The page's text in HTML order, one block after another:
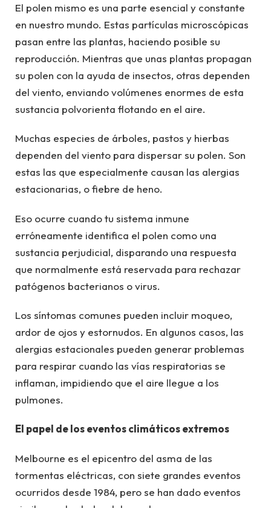
El polen mismo es una parte esencial y constante
en nuestro mundo. Estas partículas microscópicas
pasan entre las plantas, haciendo posible su
reproducción. Mientras que unas plantas propagan
su polen con la ayuda de insectos, otras dependen
del viento, enviando volúmenes enormes de esta
sustancia polvorienta flotando en el aire.
Muchas especies de árboles, pastos y hierbas
dependen del viento para dispersar su polen. Son
estas las que especialmente causan las alergias
estacionarias, o fiebre de heno.
Eso ocurre cuando tu sistema inmune
erróneamente identifica el polen como una
sustancia perjudicial, disparando una respuesta
que normalmente está reservada para rechazar
patógenos bacterianos o virus.
Los síntomas comunes pueden incluir moqueo,
ardor de ojos y estornudos. En algunos casos, las
alergias estacionales pueden generar problemas
para respirar cuando las vías respiratorias se
inflaman, impidiendo que el aire llegue a los
pulmones.
El papel de los eventos climáticos extremos
Melbourne es el epicentro del asma de las
tormentas eléctricas, con siete grandes eventos
ocurridos desde 1984, pero se han dado eventos